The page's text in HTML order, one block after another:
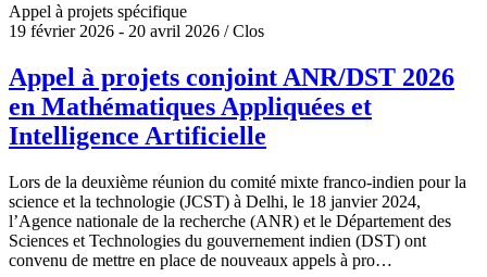
Appel à projets spécifique
19 février 2026 - 20 avril 2026 / Clos
Appel à projets conjoint ANR/DST 2026
en Mathématiques Appliquées et
Intelligence Artificielle
Lors de la deuxième réunion du comité mixte franco-indien pour la
science et la technologie (JCST) à Delhi, le 18 janvier 2024,
l’Agence nationale de la recherche (ANR) et le Département des
Sciences et Technologies du gouvernement indien (DST) ont
convenu de mettre en place de nouveaux appels à pro…